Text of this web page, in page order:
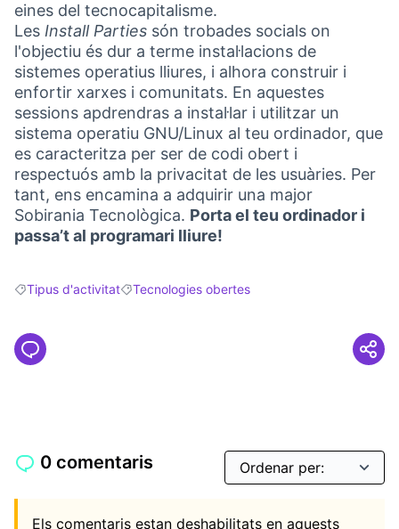
eines del tecnocapitalisme.
Les Install Parties són trobades socials on
l'objectiu és dur a terme instal·lacions de
sistemes operatius lliures, i alhora construir i
enfortir xarxes i comunitats. En aquestes
sessions apdrendras a instal·lar i utilitzar un
sistema operatiu GNU/Linux al teu ordinador, que
es caracteritza per ser de codi obert i
respectuós amb la privacitat de les usuàries. Per
tant, ens encamina a adquirir una major
Sobirania Tecnològica. Porta el teu ordinador i
passa’t al programari lliure!
Resultats en filtrar per: Tipus d'activitat
Tipus d'activitatResultats en filtrar per: Tecnologies obertes
Tecnologies obertes
0 comentaris
Els comentaris estan deshabilitats en aquests